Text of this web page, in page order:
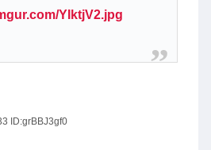
YIktjV2.jpg
ID:grBBJ3gf0